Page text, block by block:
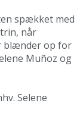
spækket med
når
blænder op for
Muñoz og
Selene